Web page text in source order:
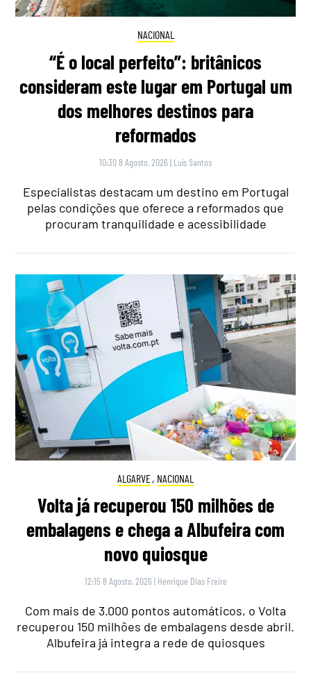
NACIONAL
“É o local perfeito”: britânicos
consideram este lugar em Portugal um
dos melhores destinos para
reformados
10:30 8 Agosto, 2026 | Luís Santos
Especialistas destacam um destino em Portugal
pelas condições que oferece a reformados que
procuram tranquilidade e acessibilidade
ALGARVE, NACIONAL
Volta já recuperou 150 milhões de
embalagens e chega a Albufeira com
novo quiosque
12:15 8 Agosto, 2026 | Henrique Dias Freire
Com mais de 3.000 pontos automáticos, o Volta
recuperou 150 milhões de embalagens desde abril.
Albufeira já integra a rede de quiosques